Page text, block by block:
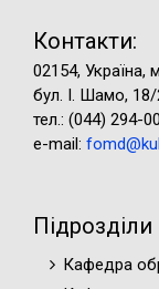
Контакти:
02154, Україна,
бул. І. Шамо,
тел.: (044) 294-
e-mail:
Підрозділи
Кафедра